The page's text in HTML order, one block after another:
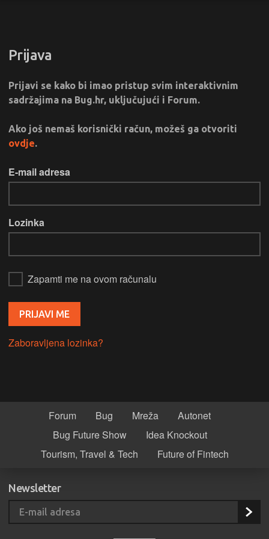
Prijava
Prijavi se kako bi imao pristup svim interaktivnim
sadržajima na Bug.hr, uključujući i Forum.
Ako još nemaš korisnički račun, možeš ga otvoriti
ovdje.
E-mail adresa
Lozinka
Zapamti me na ovom računalu
Zaboravljena lozinka?
Forum Bug Mreža
Autonet
Bug Future Show
Idea Knockout
Tourism, Travel & Tech
Future of Fintech
Newsletter